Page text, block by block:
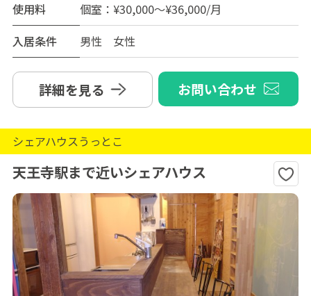
使用料
個室：¥30,000～¥36,000/月
入居条件
男性 女性
詳細を見る お問い合わせ
シェアハウスうっとこ
天王寺駅まで近いシェアハウス